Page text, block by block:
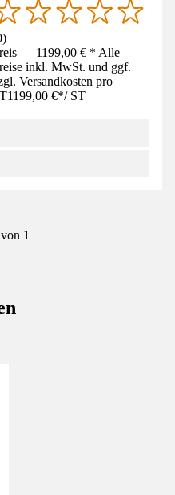
)
— 1199,00 € * Alle
inkl. MwSt. und ggf.
Versandkosten pro
1199,00 €*/ ST
1